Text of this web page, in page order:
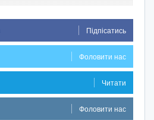
Підпісатись
Фоловити нас
Читати
Фоловити нас